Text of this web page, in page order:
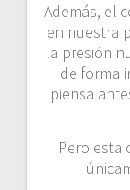
Además, el
en nuestra
la presión
de forma
piensa
Pero esta